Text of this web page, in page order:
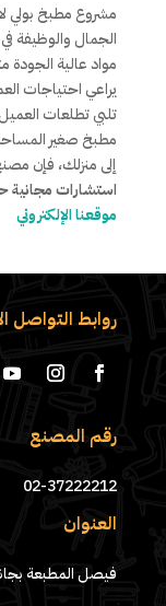
مشروع مطبخ بولي
الجمال
يراعي احتياجات
تلبي تطلعات
مطبخ صغير
إلى منزلك، فإن
استشارات
موقعنا الإلكتروني
روابط التواصل
رقم المصنع
02-37222212
العنوان
فيصل المطبعة